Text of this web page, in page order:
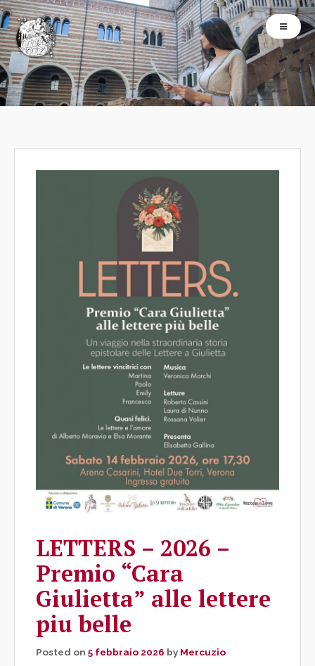
LETTERS – 2026 –
Premio “Cara
Giulietta” alle lettere
piu belle
Posted on 5 febbraio 2026 by Mercuzio